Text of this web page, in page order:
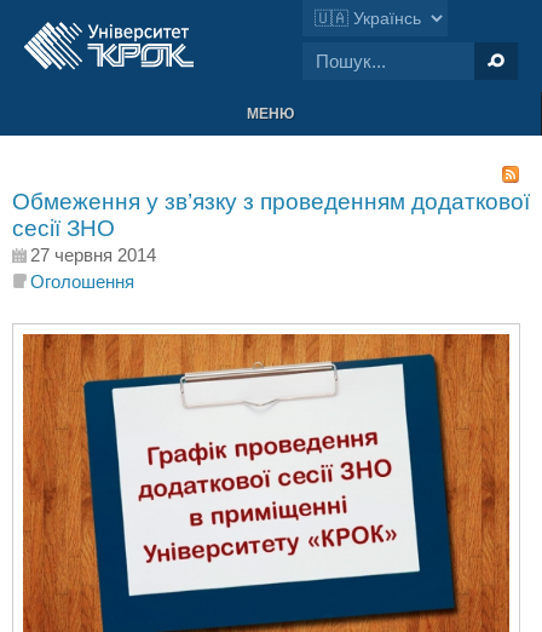
МЕНЮ
Обмеження у зв’язку з проведенням додаткової
сесії ЗНО
27 червня 2014
Оголошення